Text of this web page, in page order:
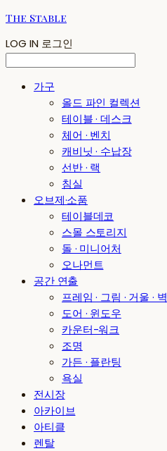
The Stable
LOG IN 로그인
가구
올드 파인 컬렉션
테이블 · 데스크
체어 · 벤치
캐비닛 · 수납장
선반 · 랙
침실
오브제·소품
테이블데코
스몰 스토리지
돌 · 미니어처
오나먼트
공간 연출
프레임 · 그림 · 거울 · 벽
도어 · 윈도우
카운터-워크
조명
가든 · 플란팅
욕실
전시장
아카이브
아티클
렌탈